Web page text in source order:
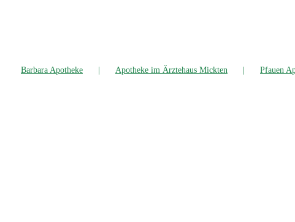
Bar­ba­ra Apotheke Apo­the­ke im Ärz­te­haus Mickten Pfau­en